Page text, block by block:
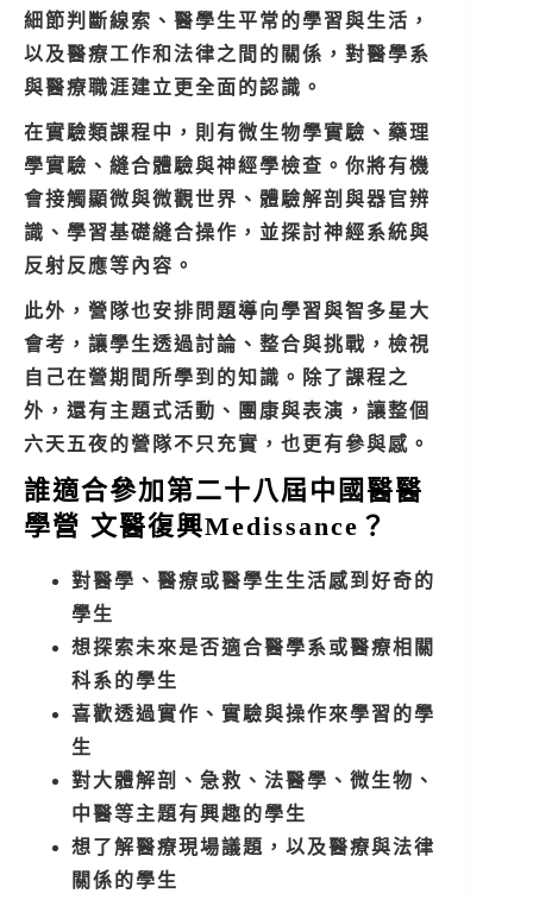
細節判斷線索、醫學生平常的學習與生活，
以及醫療工作和法律之間的關係，對醫學系
與醫療職涯建立更全面的認識。
在實驗類課程中，則有微生物學實驗、藥理
學實驗、縫合體驗與神經學檢查。你將有機
會接觸顯微與微觀世界、體驗解剖與器官辨
識、學習基礎縫合操作，並探討神經系統與
反射反應等內容。
此外，營隊也安排問題導向學習與智多星大
會考，讓學生透過討論、整合與挑戰，檢視
自己在營期間所學到的知識。除了課程之
外，還有主題式活動、團康與表演，讓整個
六天五夜的營隊不只充實，也更有參與感。
誰適合參加第二十八屆中國醫醫
學營 文醫復興Medissance？
對醫學、醫療或醫學生生活感到好奇的
學生
想探索未來是否適合醫學系或醫療相關
科系的學生
喜歡透過實作、實驗與操作來學習的學
生
對大體解剖、急救、法醫學、微生物、
中醫等主題有興趣的學生
想了解醫療現場議題，以及醫療與法律
關係的學生